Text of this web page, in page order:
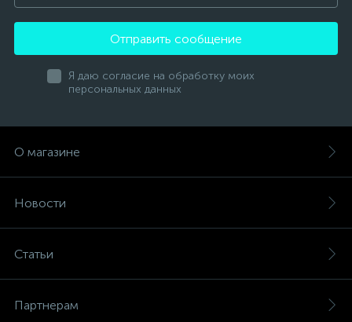
Отправить сообщение
Я даю согласие на обработку моих
персональных данных
О магазине
Новости
Статьи
Партнерам